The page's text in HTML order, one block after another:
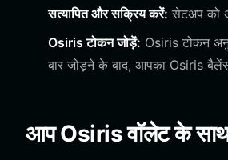
सत्यापित और सक्रिय करें: सेटअप को
Osiris टोकन जोड़ें: Osiris टोकन
बार जोड़ने के बाद, आपका Osiris
आप Osiris वॉलेट के